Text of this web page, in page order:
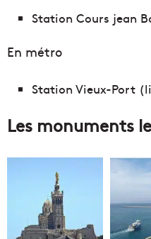
Station Cours jean
En métro
Station Vieux-Port
Les monuments